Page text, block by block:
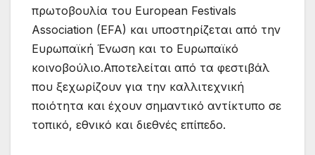
πρωτοβουλία του European Festivals
Association (EFA) και υποστηρίζεται από την
Ευρωπαϊκή Ένωση και το Ευρωπαϊκό
κοινοβούλιο.Αποτελείται από τα φεστιβάλ
που ξεχωρίζουν για την καλλιτεχνική
ποιότητα και έχουν σημαντικό αντίκτυπο σε
τοπικό, εθνικό και διεθνές επίπεδο.